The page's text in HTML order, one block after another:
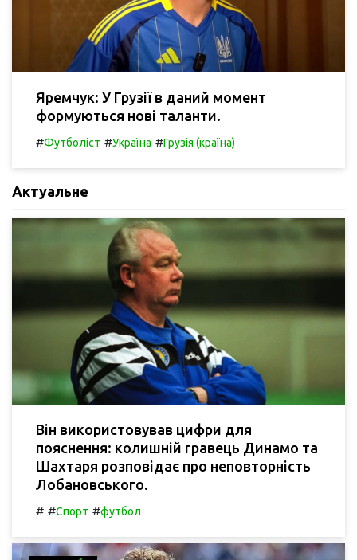
Яремчук: У Грузії в даний момент
формуються нові таланти.
#Футболіст #Україна #Грузія (країна)
Актуальне
Він використовував цифри для
пояснення: колишній гравець Динамо та
Шахтаря розповідає про неповторність
Лобановського.
# #Спорт #футбол